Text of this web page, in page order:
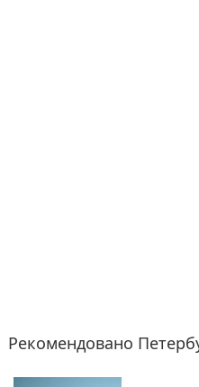
Рекомендовано